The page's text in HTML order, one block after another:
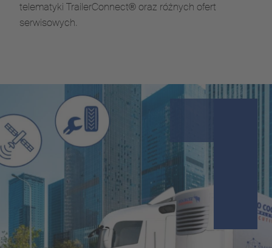
telematyki TrailerConnect® oraz różnych ofert
serwisowych.